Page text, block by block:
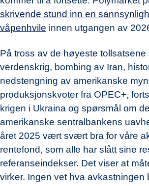
skrivende stund inn en
våpenhvile innen utgangen av
På tross av de høyeste tollsatsene
verdenskrig, bombing av Iran,
nedstengning av amerikanske
produksjonskvoter fra OPEC+,
krigen i Ukraina og spørsmål om
amerikanske sentralbankens
året 2025 vært svært bra for våre
rentefond, som alle har slått sine
referanseindekser. Det viser at
virker. Ingen vet hva avkastningen